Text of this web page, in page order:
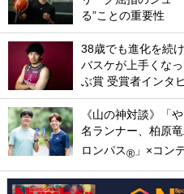
る”ことの重要性
38歳でも進化を続
バスケが上手くな
ぶ賞 受賞者インタ
《山の神対談》「
名ランナー、柏原
ロンパス® 」×コン